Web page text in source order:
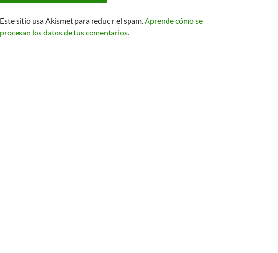
Este sitio usa Akismet para reducir el spam.Aprende cómo se
procesan los datos de tus comentarios.